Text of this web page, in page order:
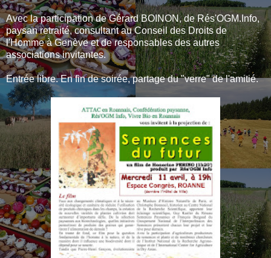
Avec la participation de Gérard BOINON, de Rés'OGM.Info,
paysan retraité, consultant au Conseil des Droits de
l'Homme à Genève et de responsables des autres
associations invitantes.
Entrée libre. En fin de soirée, partage du "verre" de l'amitié.